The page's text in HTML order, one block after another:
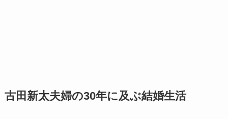
古田新太夫婦の30年に及ぶ結婚生活